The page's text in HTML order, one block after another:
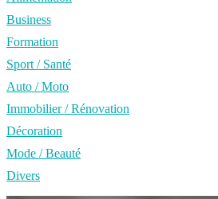
Business
Formation
Sport / Santé
Auto / Moto
Immobilier / Rénovation
Décoration
Mode / Beauté
Divers